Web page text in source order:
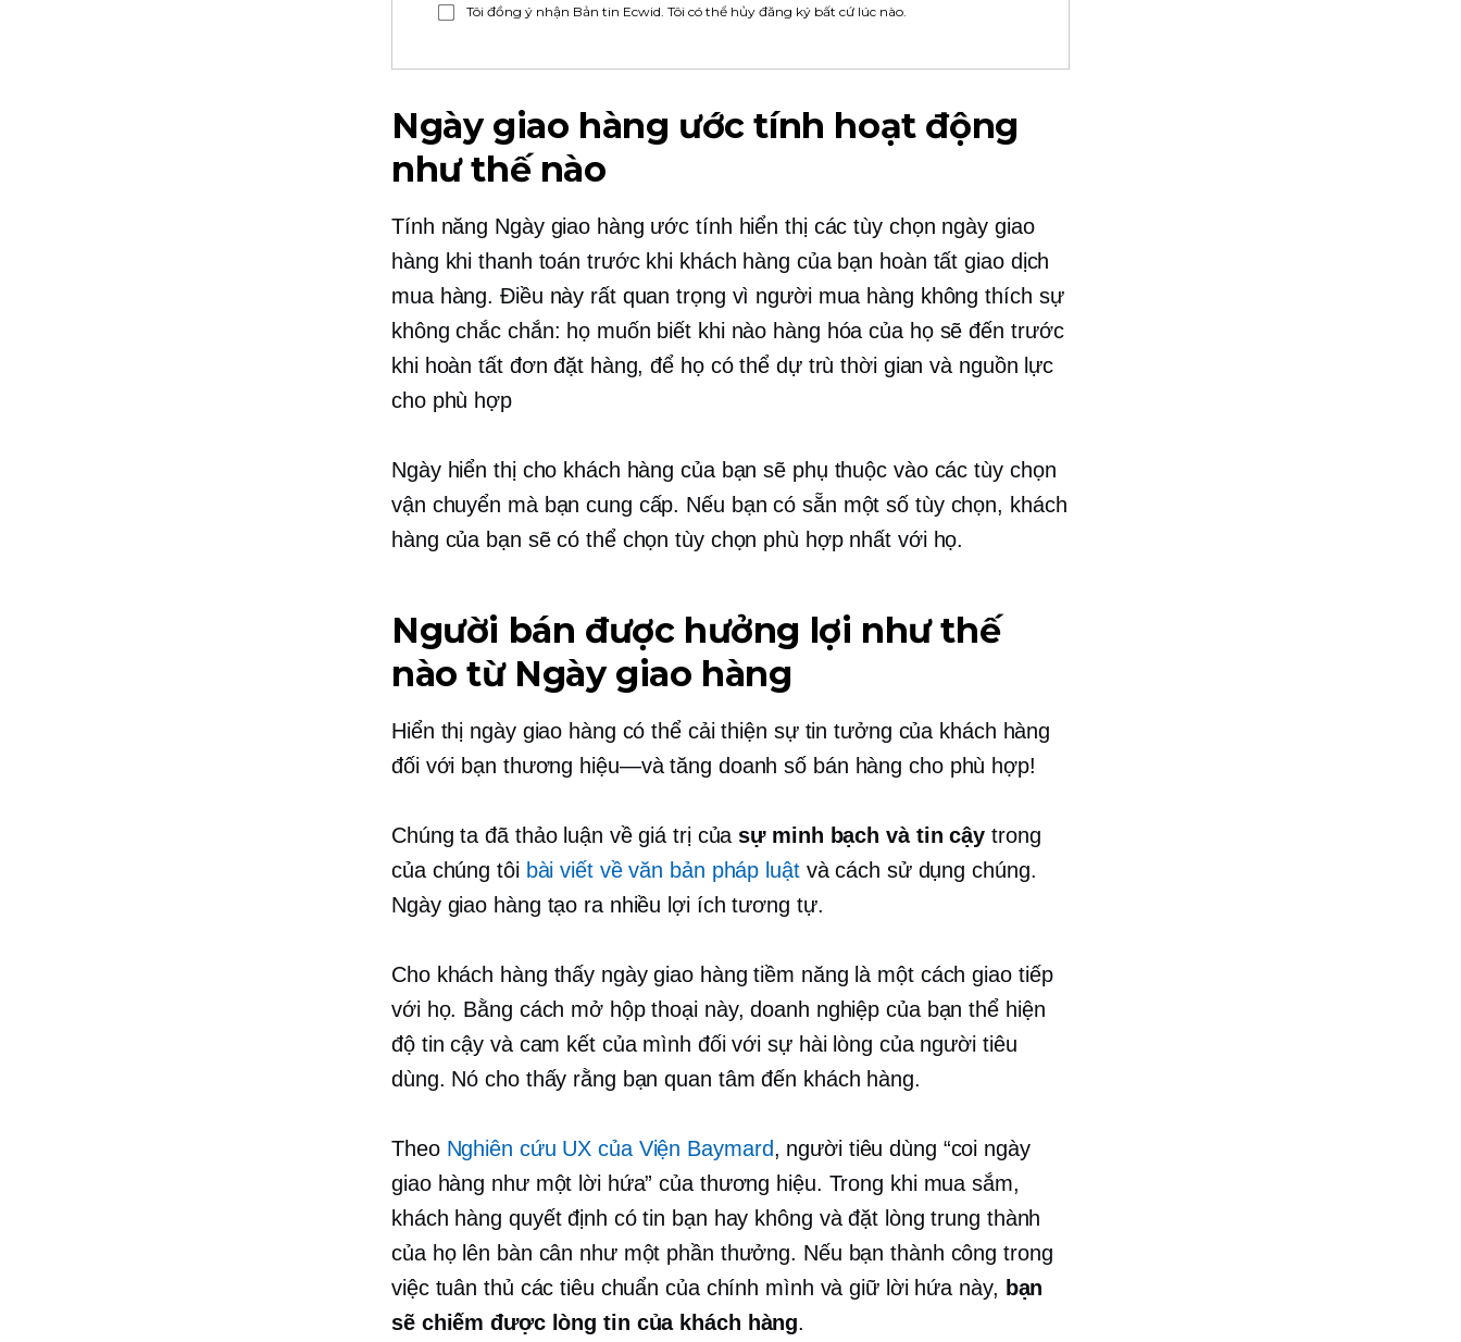
Tôi đồng ý nhận Bản tin Ecwid. Tôi có thể hủy đăng ký bất cứ lúc nào.
Ngày giao hàng ước tính hoạt động
như thế nào
Tính năng Ngày giao hàng ước tính hiển thị các tùy chọn ngày giao
hàng khi thanh toán trước khi khách hàng của bạn hoàn tất giao dịch
mua hàng. Điều này rất quan trọng vì người mua hàng không thích sự
không chắc chắn: họ muốn biết khi nào hàng hóa của họ sẽ đến trước
khi hoàn tất đơn đặt hàng, để họ có thể dự trù thời gian và nguồn lực
cho phù hợp
Ngày hiển thị cho khách hàng của bạn sẽ phụ thuộc vào các tùy chọn
vận chuyển mà bạn cung cấp. Nếu bạn có sẵn một số tùy chọn, khách
hàng của bạn sẽ có thể chọn tùy chọn phù hợp nhất với họ.
Người bán được hưởng lợi như thế
nào từ Ngày giao hàng
Hiển thị ngày giao hàng có thể cải thiện sự tin tưởng của khách hàng
đối với bạn thương hiệu—vàtăng doanh số bán hàng cho phù hợp!
Chúng ta đã thảo luận về giá trị củasự minh bạch và tin cậy trong
của chúng tôi bài viết về văn bản pháp luậtvà cách sử dụng chúng.
Ngày giao hàng tạo ra nhiều lợi ích tương tự.
Cho khách hàng thấy ngày giao hàng tiềm năng là một cách giao tiếp
với họ. Bằng cách mở hộp thoại này, doanh nghiệp của bạn thể hiện
độ tin cậy và cam kết của mình đối với sự hài lòng của người tiêu
dùng. Nó cho thấy rằng bạn quan tâm đến khách hàng.
Theo Nghiên cứu UX của Viện Baymard, người tiêu dùng “coi ngày
giao hàng như một lời hứa” của thương hiệu. Trong khi mua sắm,
khách hàng quyết định có tin bạn hay không và đặt lòng trung thành
của họ lên bàn cân như một phần thưởng. Nếu bạn thành công trong
việc tuân thủ các tiêu chuẩn của chính mình và giữ lời hứa này, bạn
sẽ chiếm được lòng tin của khách hàng.